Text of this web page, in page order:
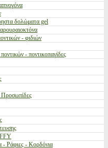
δολώματα gel
- φιδιών
- ποντικοπαγίδες
Προσωπίδες
- Ράφιες - Κορδόνια